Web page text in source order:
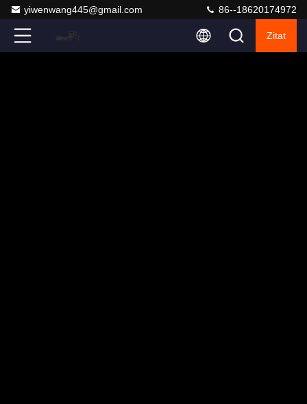
yiwenwang445@gmail.com 86--18620174972
Zitat